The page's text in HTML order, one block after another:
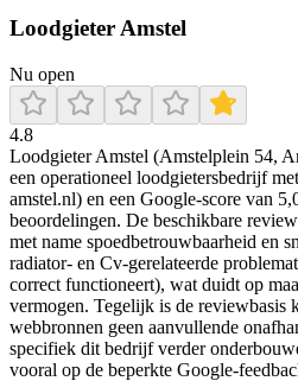
Loodgieter Amstel
Nu open
4.8
Loodgieter Amstel (Amstelplein 54,
een operationeel loodgietersbedrijf
amstel.nl) en een Google-score van
beoordelingen. De beschikbare
met name spoedbetrouwbaarheid en
radiator- en Cv-gerelateerde
correct functioneert), wat duidt op
vermogen. Tegelijk is de reviewbasis
webbronnen geen aanvullende
specifiek dit bedrijf verder
vooral op de beperkte Google-